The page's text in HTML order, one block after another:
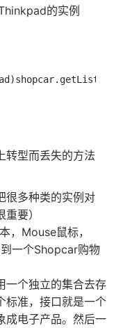
的实例
转型而丢失的方法
很多种类的实例对
重要）
，Mouse鼠标，
一个Shopcar购物
一个独立的集合去存
标准，接口就是一个
成电子产品。然后一